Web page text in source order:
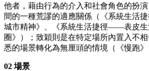
他者，藉由行為的介入和社會角色的扮
間的一種荒謬的適應關係（《系統生活
城市精神》、《系統生活捷徑——表皮生
圈》）；致穎則是在特定場所內置入不
悉的場景轉化為無厘頭的情境（《慢跑》
02 場景